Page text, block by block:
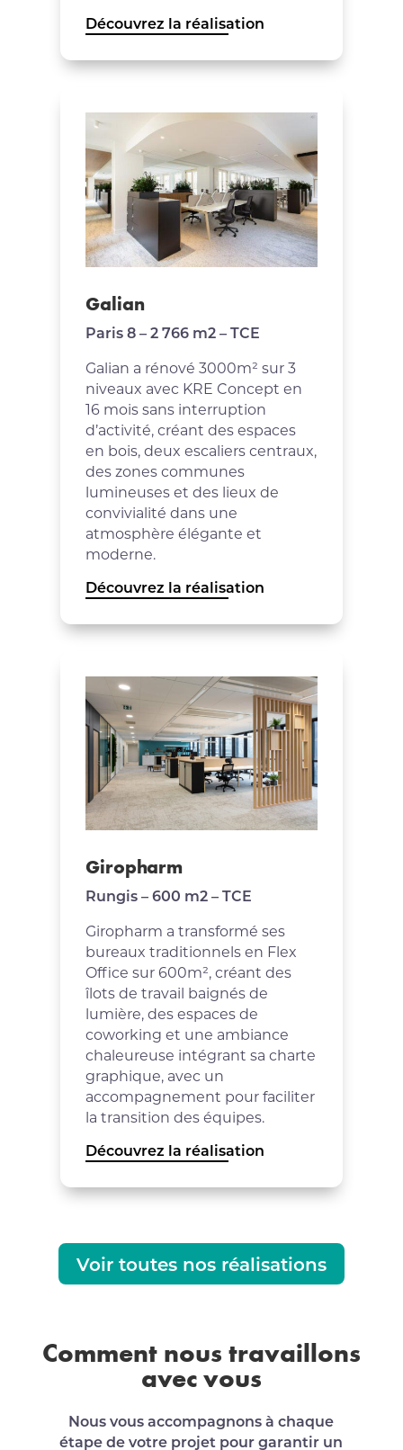
Découvrez la réalisation
Galian
Paris 8 – 2 766 m2 – TCE
Galian a rénové 3000m² sur 3
niveaux avec KRE Concept en
16 mois sans interruption
d’activité, créant des espaces
en bois, deux escaliers centraux,
des zones communes
lumineuses et des lieux de
convivialité dans une
atmosphère élégante et
moderne.
Découvrez la réalisation
Giropharm
Rungis – 600 m2 – TCE
Giropharm a transformé ses
bureaux traditionnels en Flex
Office sur 600m², créant des
îlots de travail baignés de
lumière, des espaces de
coworking et une ambiance
chaleureuse intégrant sa charte
graphique, avec un
accompagnement pour faciliter
la transition des équipes.
Découvrez la réalisation
Voir toutes nos réalisations
Comment nous travaillons
avec vous
Nous vous accompagnons à chaque
étape de votre projet pour garantir un